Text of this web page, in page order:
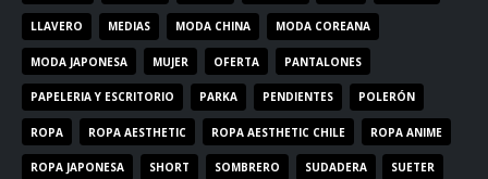
LLAVERO MEDIAS MODA CHINA MODA COREANA
MODA JAPONESA MUJER OFERTA PANTALONES
PAPELERIA Y ESCRITORIO PARKA PENDIENTES POLERÓN
ROPA ROPA AESTHETIC ROPA AESTHETIC CHILE ROPA ANIME
ROPA JAPONESA SHORT SOMBRERO SUDADERA SUETER